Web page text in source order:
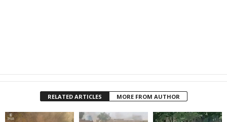
RELATED ARTICLES MORE FROM AUTHOR